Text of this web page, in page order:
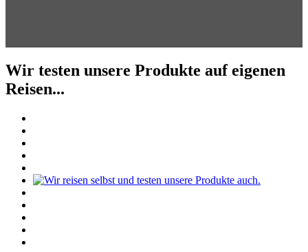
Wir testen unsere Produkte auf eigenen
Reisen...